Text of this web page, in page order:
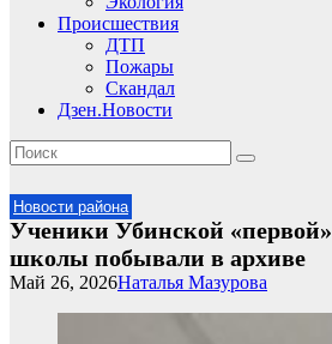
Происшествия
ДТП
Пожары
Скандал
Дзен.Новости
Новости района
Ученики Убинской «первой»
школы побывали в архиве
Наталья Мазурова
Май 26, 2026